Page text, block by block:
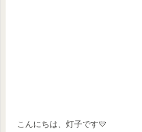
こんにちは、灯子です💛